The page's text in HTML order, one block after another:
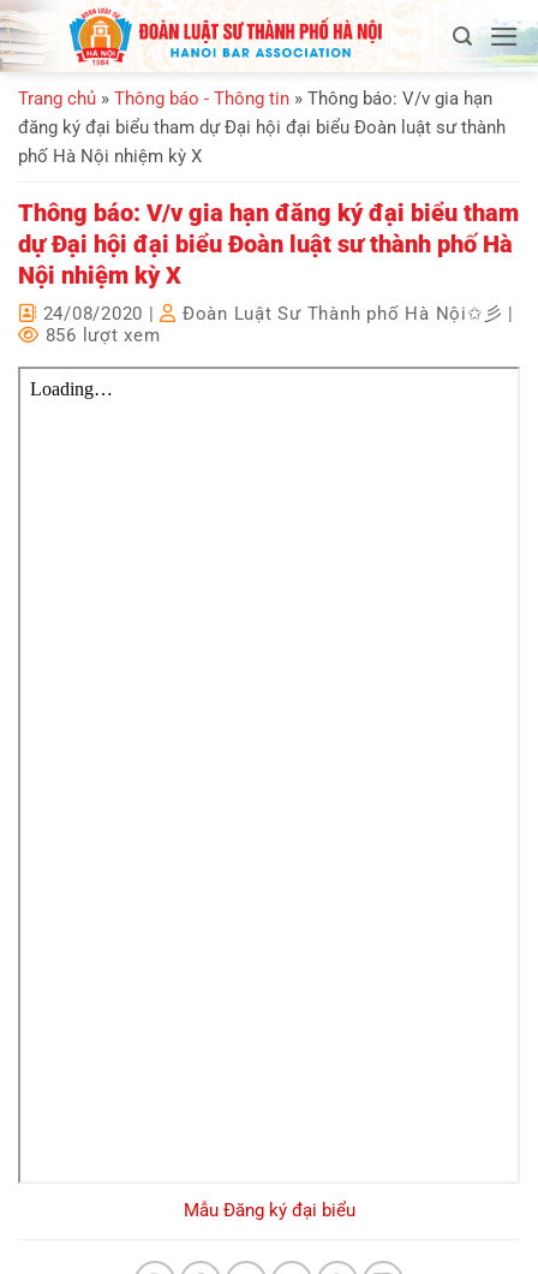
Bỏ
qua
nội
dung
Trang chủ » Thông báo - Thông tin » Thông báo: V/v gia hạn
đăng ký đại biểu tham dự Đại hội đại biểu Đoàn luật sư thành
phố Hà Nội nhiệm kỳ X
Thông báo: V/v gia hạn đăng ký đại biểu tham
dự Đại hội đại biểu Đoàn luật sư thành phố Hà
Nội nhiệm kỳ X
24/08/2020 | Đoàn Luật Sư Thành phố Hà Nội✩彡 |
856 lượt xem
Mẫu Đăng ký đại biểu